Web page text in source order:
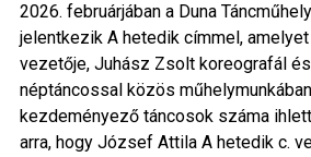
2026. februárjában a Duna
jelentkezik A hetedik címmel,
vezetője, Juhász Zsolt koreografál
néptáncossal közös
kezdeményező táncosok száma
arra, hogy József Attila A hetedik c.